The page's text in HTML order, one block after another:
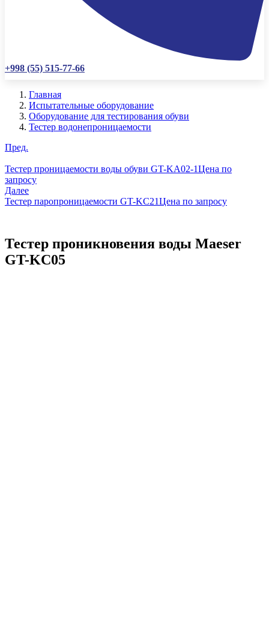
+998 (55) 515-77-66
Главная
Испытательные оборудование
Оборудование для тестирования обуви
Тестер водонепроницаемости
Пред.
Тестер проницаемости воды обуви GT-KA02-1Цена по
запросу
Далее
Тестер паропроницаемости GT-KC21Цена по запросу
Тестер проникновения воды Maeser
GT-KC05